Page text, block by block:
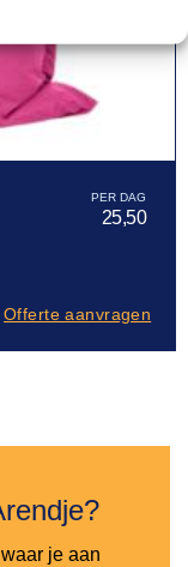
25,50
Offerte aanvragen
je aan